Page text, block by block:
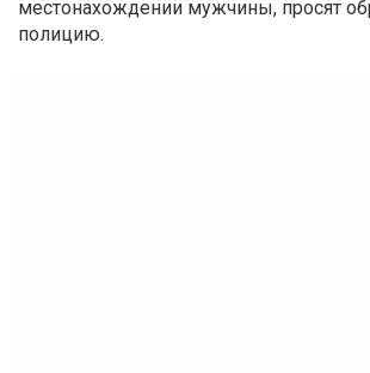
местонахождении мужчины, просят
полицию.